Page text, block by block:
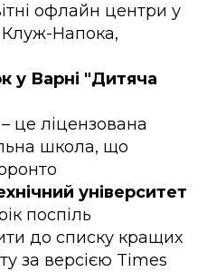
офлайн центри у
Клуж-Напока,
у Варні "Дитяча
– це ліцензована
школа, що
університет
поспіль
до списку кращих
за версією Times